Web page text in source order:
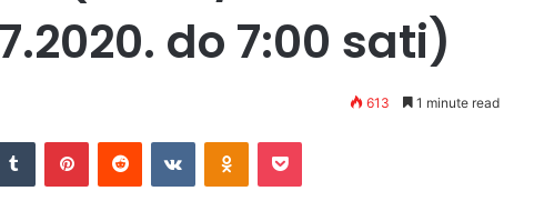
do 7:00 sati)
613 1 minute read
Tumblr PinterestReddit VKontakteOdnoklassniki
Pocket